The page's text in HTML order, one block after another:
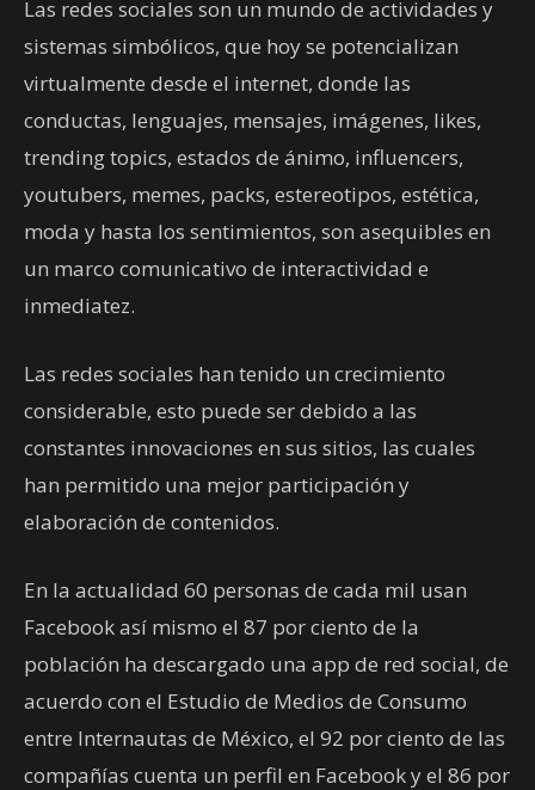
Las redes sociales son un mundo de actividades y
sistemas simbólicos, que hoy se potencializan
virtualmente desde el internet, donde las
conductas, lenguajes, mensajes, imágenes, likes,
trending topics, estados de ánimo, influencers,
youtubers, memes, packs, estereotipos, estética,
moda y hasta los sentimientos, son asequibles en
un marco comunicativo de interactividad e
inmediatez.
Las redes sociales han tenido un crecimiento
considerable, esto puede ser debido a las
constantes innovaciones en sus sitios, las cuales
han permitido una mejor participación y
elaboración de contenidos.
En la actualidad 60 personas de cada mil usan
Facebook así mismo el 87 por ciento de la
población ha descargado una app de red social, de
acuerdo con el Estudio de Medios de Consumo
entre Internautas de México, el 92 por ciento de las
compañías cuenta un perfil en Facebook y el 86 por